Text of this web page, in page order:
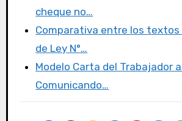
cheque no…
Comparativa entre los textos
de Ley N°…
Modelo Carta del Trabajador
Comunicando…